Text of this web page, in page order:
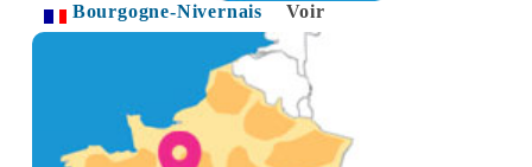
Bourgogne-Nivernais Voir